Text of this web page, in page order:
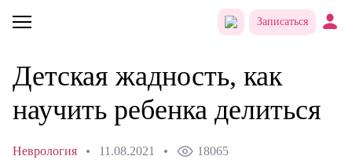
Записаться
Детская жадность, как
научить ребенка делиться
Неврология 11.08.2021 18065